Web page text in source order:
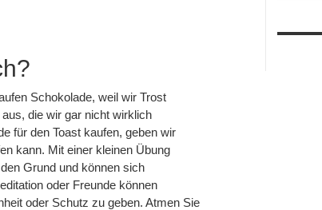
Schokolade, weil wir Trost
die wir gar nicht wirklich
für den Toast kaufen, geben wir
kann. Mit einer kleinen Übung
Grund und können sich
oder Freunde können
oder Schutz zu geben. Atmen Sie